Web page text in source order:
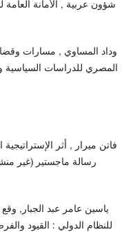
وداد المساوي , مسارات
المصري للدراسات السياسية
فاتن ميرار , أثر الإستراتيجية
رسالة ماجستير (غير
ياسين عامر عبد الجبار, وقع
للنظام الدولي : القيود